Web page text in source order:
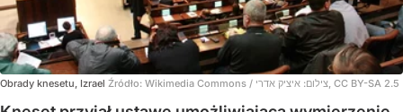
Obrady knesetu, Izrael Źródło: Wikimedia Commons / צילום: איציק אדרי, CC BY-SA 2.5